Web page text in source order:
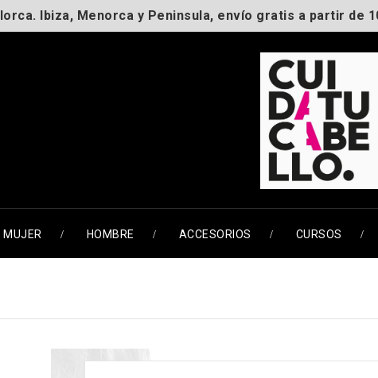
Ibiza, Menorca y Peninsula, envío gratis a partir de
MUJER HOMBRE ACCESORIOS CURSOS